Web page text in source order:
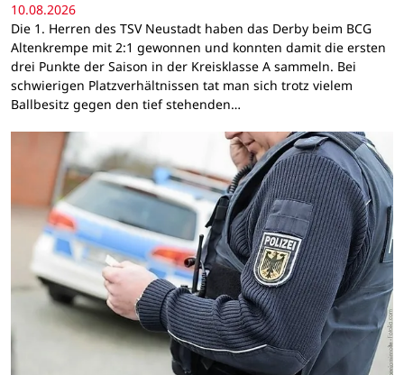
10.08.2026
Die 1. Herren des TSV Neustadt haben das Derby beim BCG
Altenkrempe mit 2:1 gewonnen und konnten damit die ersten
drei Punkte der Saison in der Kreisklasse A sammeln. Bei
schwierigen Platzverhältnissen tat man sich trotz vielem
Ballbesitz gegen den tief stehenden…